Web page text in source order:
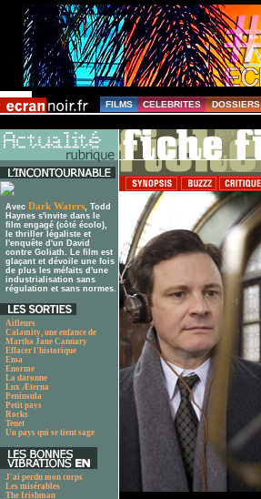
FILMS CELEBRITES DOSSIERS
Avec Dark Waters, Todd
Haynes s'invite dans le
film engagé (côté écolo),
le thriller légaliste et
l'enquête d'un David
contre Goliath. Le film est
glaçant et dévoile une fois
de plus les méfaits d'une
industrialisation sans
régulation et sans normes.
Ailleurs
Calamity, une enfance de
Martha Jane Cannary
Effacer l'historique
Ema
Enorme
La daronne
Lux Æterna
Peninsula
Petit pays
Rocks
Tenet
Un pays qui se tient sage
J'ai perdu mon corps
Les misérables
The Irishman